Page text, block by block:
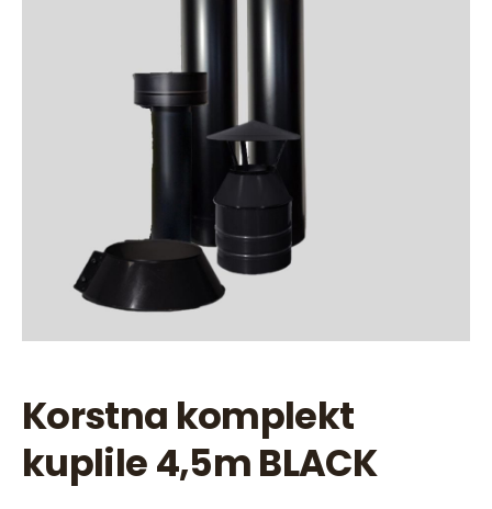
Korstna komplekt
kuplile 4,5m BLACK